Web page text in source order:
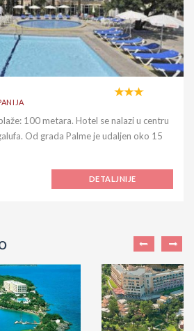
100 metara. Hotel se nalazi u centru
Od grada Palme je udaljen oko 15
DETALJNIJE